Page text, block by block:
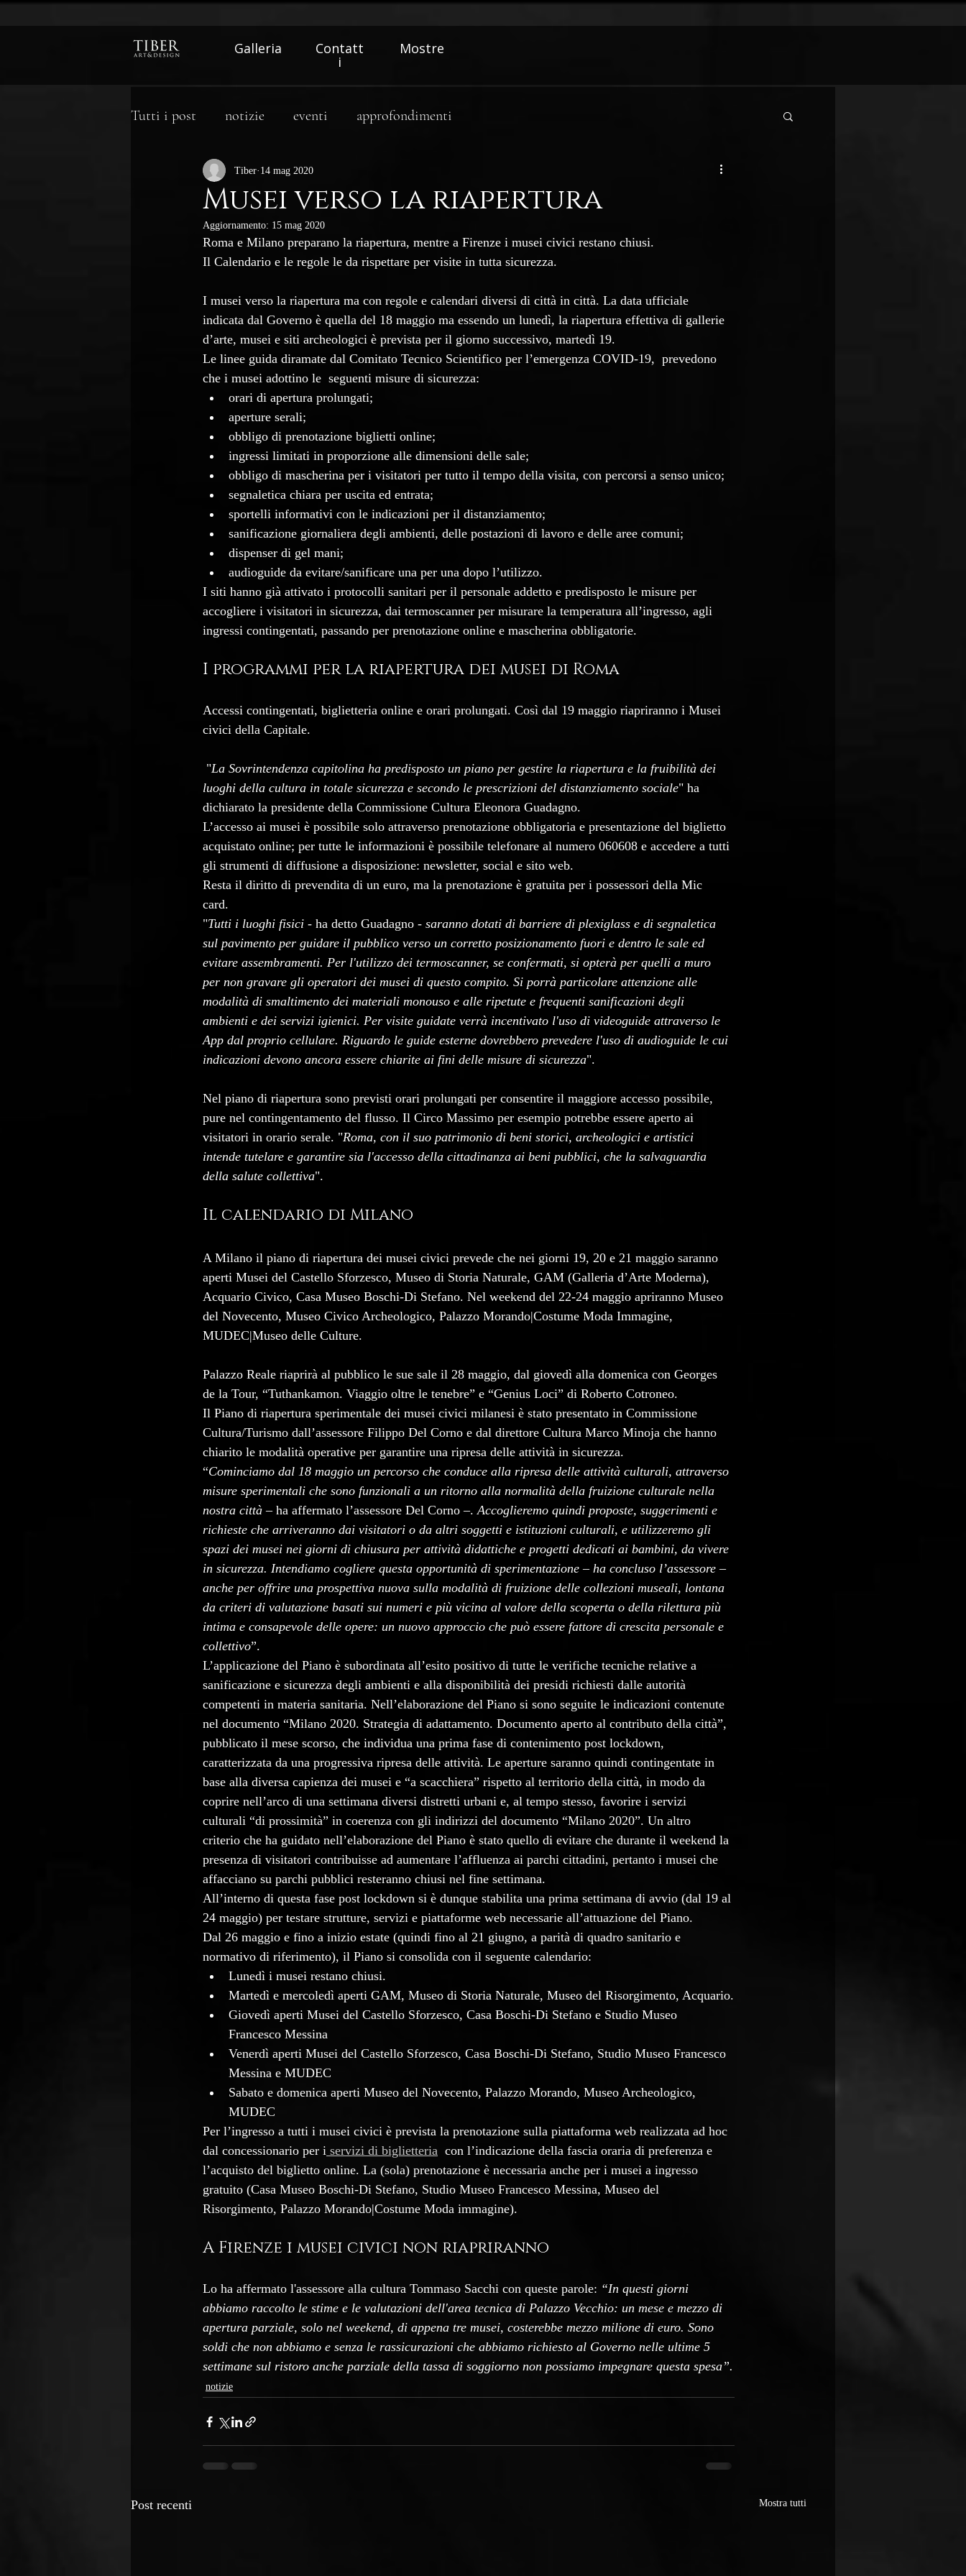
Galleria Contatt
i
Mostre
Tutti i post notizie eventi approfondimenti
Musei verso la riapertura
Tiber 14 mag 2020
Aggiornamento: 15 mag 2020
Roma e Milano preparano la riapertura, mentre a Firenze i musei civici restano chiusi.
Il Calendario e le regole le da rispettare per visite in tutta sicurezza.
I musei verso la riapertura ma con regole e calendari diversi di città in città. La data ufficiale
indicata dal Governo è quella del 18 maggio ma essendo un lunedì, la riapertura effettiva di gallerie
d’arte, musei e siti archeologici è prevista per il giorno successivo, martedì 19.
Le linee guida diramate dal Comitato Tecnico Scientifico per l’emergenza COVID-19,  prevedono
che i musei adottino le  seguenti misure di sicurezza:
orari di apertura prolungati;
aperture serali;
obbligo di prenotazione biglietti online;
ingressi limitati in proporzione alle dimensioni delle sale;
obbligo di mascherina per i visitatori per tutto il tempo della visita, con percorsi a senso unico;
segnaletica chiara per uscita ed entrata;
sportelli informativi con le indicazioni per il distanziamento;
sanificazione giornaliera degli ambienti, delle postazioni di lavoro e delle aree comuni;
dispenser di gel mani;
audioguide da evitare/sanificare una per una dopo l’utilizzo.
I siti hanno già attivato i protocolli sanitari per il personale addetto e predisposto le misure per
accogliere i visitatori in sicurezza, dai termoscanner per misurare la temperatura all’ingresso, agli
ingressi contingentati, passando per prenotazione online e mascherina obbligatorie.
I programmi per la riapertura dei musei di Roma
Accessi contingentati, biglietteria online e orari prolungati. Così dal 19 maggio riapriranno i Musei
civici della Capitale.
"La Sovrintendenza capitolina ha predisposto un piano per gestire la riapertura e la fruibilità dei
luoghi della cultura in totale sicurezza e secondo le prescrizioni del distanziamento sociale" ha
dichiarato la presidente della Commissione Cultura Eleonora Guadagno.
L’accesso ai musei è possibile solo attraverso prenotazione obbligatoria e presentazione del biglietto
acquistato online; per tutte le informazioni è possibile telefonare al numero 060608 e accedere a tutti
gli strumenti di diffusione a disposizione: newsletter, social e sito web.
Resta il diritto di prevendita di un euro, ma la prenotazione è gratuita per i possessori della Mic
card.
"Tutti i luoghi fisici - ha detto Guadagno - saranno dotati di barriere di plexiglass e di segnaletica
sul pavimento per guidare il pubblico verso un corretto posizionamento fuori e dentro le sale ed
evitare assembramenti. Per l'utilizzo dei termoscanner, se confermati, si opterà per quelli a muro
per non gravare gli operatori dei musei di questo compito. Si porrà particolare attenzione alle
modalità di smaltimento dei materiali monouso e alle ripetute e frequenti sanificazioni degli
ambienti e dei servizi igienici. Per visite guidate verrà incentivato l'uso di videoguide attraverso le
App dal proprio cellulare. Riguardo le guide esterne dovrebbero prevedere l'uso di audioguide le cui
indicazioni devono ancora essere chiarite ai fini delle misure di sicurezza".
Nel piano di riapertura sono previsti orari prolungati per consentire il maggiore accesso possibile,
pure nel contingentamento del flusso. Il Circo Massimo per esempio potrebbe essere aperto ai
visitatori in orario serale. "Roma, con il suo patrimonio di beni storici, archeologici e artistici
intende tutelare e garantire sia l'accesso della cittadinanza ai beni pubblici, che la salvaguardia
della salute collettiva".
Il calendario di Milano
A Milano il piano di riapertura dei musei civici prevede che nei giorni 19, 20 e 21 maggio saranno
aperti Musei del Castello Sforzesco, Museo di Storia Naturale, GAM (Galleria d’Arte Moderna),
Acquario Civico, Casa Museo Boschi-Di Stefano. Nel weekend del 22-24 maggio apriranno Museo
del Novecento, Museo Civico Archeologico, Palazzo Morando|Costume Moda Immagine,
MUDEC|Museo delle Culture.
Palazzo Reale riaprirà al pubblico le sue sale il 28 maggio, dal giovedì alla domenica con Georges
de la Tour, “Tuthankamon. Viaggio oltre le tenebre” e “Genius Loci” di Roberto Cotroneo.
Il Piano di riapertura sperimentale dei musei civici milanesi è stato presentato in Commissione
Cultura/Turismo dall’assessore Filippo Del Corno e dal direttore Cultura Marco Minoja che hanno
chiarito le modalità operative per garantire una ripresa delle attività in sicurezza.
“Cominciamo dal 18 maggio un percorso che conduce alla ripresa delle attività culturali, attraverso
misure sperimentali che sono funzionali a un ritorno alla normalità della fruizione culturale nella
nostra città – ha affermato l’assessore Del Corno –. Accoglieremo quindi proposte, suggerimenti e
richieste che arriveranno dai visitatori o da altri soggetti e istituzioni culturali, e utilizzeremo gli
spazi dei musei nei giorni di chiusura per attività didattiche e progetti dedicati ai bambini, da vivere
in sicurezza. Intendiamo cogliere questa opportunità di sperimentazione – ha concluso l’assessore –
anche per offrire una prospettiva nuova sulla modalità di fruizione delle collezioni museali, lontana
da criteri di valutazione basati sui numeri e più vicina al valore della scoperta o della rilettura più
intima e consapevole delle opere: un nuovo approccio che può essere fattore di crescita personale e
collettivo”.
L’applicazione del Piano è subordinata all’esito positivo di tutte le verifiche tecniche relative a
sanificazione e sicurezza degli ambienti e alla disponibilità dei presidi richiesti dalle autorità
competenti in materia sanitaria. Nell’elaborazione del Piano si sono seguite le indicazioni contenute
nel documento “Milano 2020. Strategia di adattamento. Documento aperto al contributo della città”,
pubblicato il mese scorso, che individua una prima fase di contenimento post lockdown,
caratterizzata da una progressiva ripresa delle attività. Le aperture saranno quindi contingentate in
base alla diversa capienza dei musei e “a scacchiera” rispetto al territorio della città, in modo da
coprire nell’arco di una settimana diversi distretti urbani e, al tempo stesso, favorire i servizi
culturali “di prossimità” in coerenza con gli indirizzi del documento “Milano 2020”. Un altro
criterio che ha guidato nell’elaborazione del Piano è stato quello di evitare che durante il weekend la
presenza di visitatori contribuisse ad aumentare l’affluenza ai parchi cittadini, pertanto i musei che
affacciano su parchi pubblici resteranno chiusi nel fine settimana.
All’interno di questa fase post lockdown si è dunque stabilita una prima settimana di avvio (dal 19 al
24 maggio) per testare strutture, servizi e piattaforme web necessarie all’attuazione del Piano.
Dal 26 maggio e fino a inizio estate (quindi fino al 21 giugno, a parità di quadro sanitario e
normativo di riferimento), il Piano si consolida con il seguente calendario:
Lunedì i musei restano chiusi.
Martedì e mercoledì aperti GAM, Museo di Storia Naturale, Museo del Risorgimento, Acquario.
Giovedì aperti Musei del Castello Sforzesco, Casa Boschi-Di Stefano e Studio Museo
Francesco Messina
Venerdì aperti Musei del Castello Sforzesco, Casa Boschi-Di Stefano, Studio Museo Francesco
Messina e MUDEC
Sabato e domenica aperti Museo del Novecento, Palazzo Morando, Museo Archeologico,
MUDEC
Per l’ingresso a tutti i musei civici è prevista la prenotazione sulla piattaforma web realizzata ad hoc
dal concessionario per i servizi di biglietteria
  con l’indicazione della fascia oraria di preferenza e
l’acquisto del biglietto online. La (sola) prenotazione è necessaria anche per i musei a ingresso
gratuito (Casa Museo Boschi-Di Stefano, Studio Museo Francesco Messina, Museo del
Risorgimento, Palazzo Morando|Costume Moda immagine).
A Firenze i musei civici non riapriranno
Lo ha affermato l'assessore alla cultura Tommaso Sacchi con queste parole: “In questi giorni
abbiamo raccolto le stime e le valutazioni dell'area tecnica di Palazzo Vecchio: un mese e mezzo di
apertura parziale, solo nel weekend, di appena tre musei, costerebbe mezzo milione di euro. Sono
soldi che non abbiamo e senza le rassicurazioni che abbiamo richiesto al Governo nelle ultime 5
settimane sul ristoro anche parziale della tassa di soggiorno non possiamo impegnare questa spesa”.
notizie
Post recenti Mostra tutti